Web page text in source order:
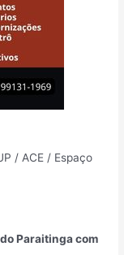
/ ACE / Espaço
Paraitinga com